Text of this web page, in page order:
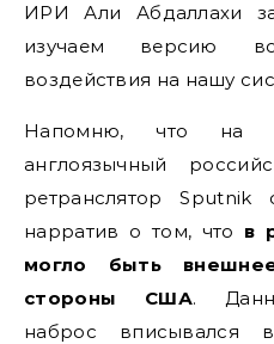
ИРИ Али Абдаллахи
изучаем версию
воздействия на нашу
Напомню, что на
англоязычный
ретранслятор Sputnik
нарратив о том, что в
могло быть
стороны США.
наброс вписывался